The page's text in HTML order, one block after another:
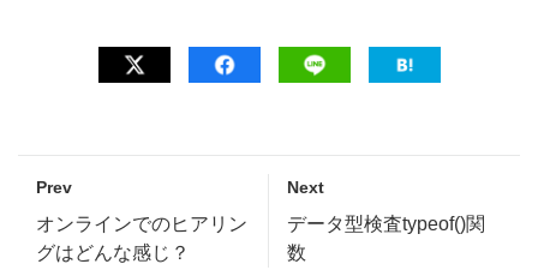
Prev
オンラインでのヒアリン
グはどんな感じ？
Next
データ型検査typeof()関
数